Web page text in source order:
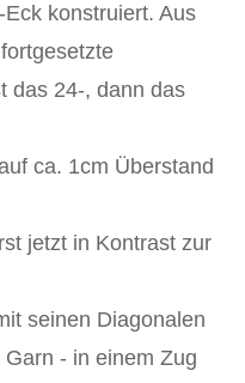
konstruiert. Aus
das 24-, dann das
ca. 1cm Überstand
jetzt in Kontrast zur
seinen Diagonalen
- in einem Zug